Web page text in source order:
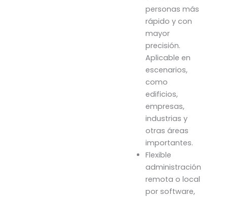
personas más
rápido y con
mayor
precisión.
Aplicable en
escenarios,
como
edificios,
empresas,
industrias y
otras áreas
importantes.
Flexible
administración
remota o local
por software,